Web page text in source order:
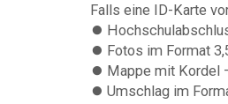
Falls eine ID-Karte
⏺️
⏺️ Fotos im Format
⏺️ Mappe mit Kordel
⏺️ Umschlag im